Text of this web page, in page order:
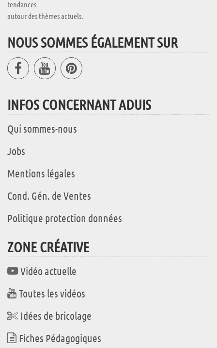
tendances
autour des thèmes actuels.
NOUS SOMMES ÉGALEMENT SUR
INFOS CONCERNANT ADUIS
Qui sommes-nous
Jobs
Mentions légales
Cond. Gén. de Ventes
Politique protection données
ZONE CRÉATIVE
Vidéo actuelle
Toutes les vidéos
Idées de bricolage
Fiches Pédagogiques